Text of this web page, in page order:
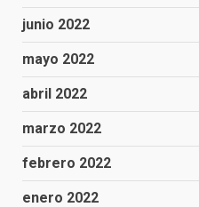
junio 2022
mayo 2022
abril 2022
marzo 2022
febrero 2022
enero 2022